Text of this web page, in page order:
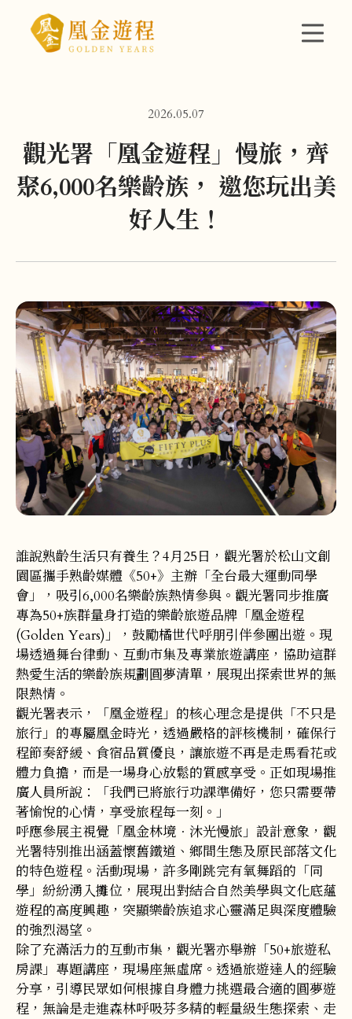
2026.05.07
觀光署「凰金遊程」慢旅，齊
聚6,000名樂齡族， 邀您玩出美
好人生！
誰說熟齡生活只有養生？4月25日，觀光署於松山文創
園區攜手熟齡媒體《50+》主辦「全台最大運動同學
會」，吸引6,000名樂齡族熱情參與。觀光署同步推廣
專為50+族群量身打造的樂齡旅遊品牌「凰金遊程
(Golden Years)」，鼓勵橘世代呼朋引伴參團出遊。現
場透過舞台律動、互動市集及專業旅遊講座，協助這群
熱愛生活的樂齡族規劃圓夢清單，展現出探索世界的無
限熱情。
觀光署表示，「凰金遊程」的核心理念是提供「不只是
旅行」的專屬凰金時光，透過嚴格的評核機制，確保行
程節奏舒緩、食宿品質優良，讓旅遊不再是走馬看花或
體力負擔，而是一場身心放鬆的質感享受。正如現場推
廣人員所說：「我們已將旅行功課準備好，您只需要帶
著愉悅的心情，享受旅程每一刻。」
呼應參展主視覺「凰金林境．沐光慢旅」設計意象，觀
光署特別推出涵蓋懷舊鐵道、鄉間生態及原民部落文化
的特色遊程。活動現場，許多剛跳完有氧舞蹈的「同
學」紛紛湧入攤位，展現出對結合自然美學與文化底蘊
遊程的高度興趣，突顯樂齡族追求心靈滿足與深度體驗
的強烈渴望。
除了充滿活力的互動市集，觀光署亦舉辦「50+旅遊私
房課」專題講座，現場座無虛席。透過旅遊達人的經驗
分享，引導民眾如何根據自身體力挑選最合適的圓夢遊
程，無論是走進森林呼吸芬多精的輕量級生態探索、走